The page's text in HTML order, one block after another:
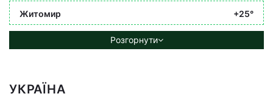
Житомир +25°
Розгорнути
УКРАЇНА